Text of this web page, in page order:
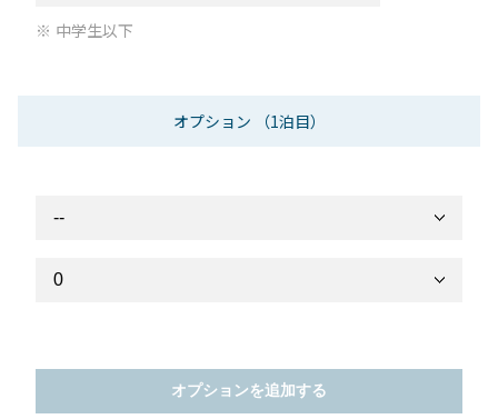
中学生以下
オプション （1泊目）
オプションを追加する